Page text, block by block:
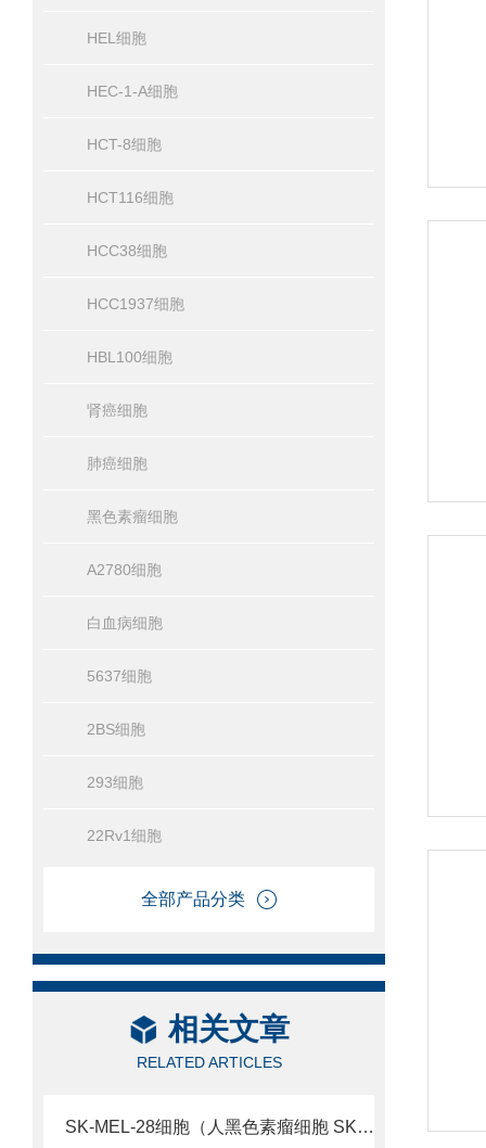
HEL细胞
HEC-1-A细胞
HCT-8细胞
HCT116细胞
HCC38细胞
HCC1937细胞
HBL100细胞
肾癌细胞
肺癌细胞
黑色素瘤细胞
A2780细胞
白血病细胞
5637细胞
2BS细胞
293细胞
22Rv1细胞
全部产品分类
相关文章
RELATED ARTICLES
SK-MEL-28细胞（人黑色素瘤细胞 SK-MEL-28）